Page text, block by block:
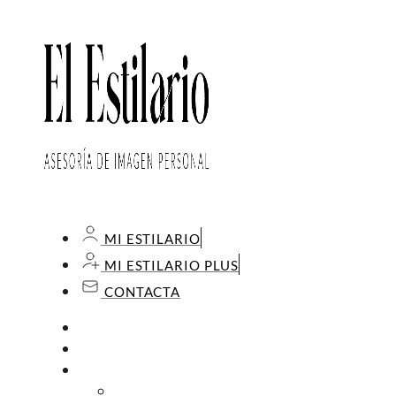
MI ESTILARIO
MI ESTILARIO PLUS
CONTACTA